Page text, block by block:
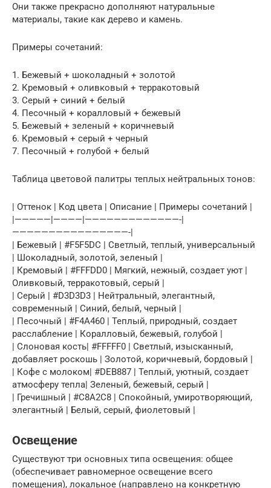
Они также прекрасно дополняют натуральные
материалы, такие как дерево и камень.
Примеры сочетаний:
1. Бежевый + шоколадный + золотой
2. Кремовый + оливковый + терракотовый
3. Серый + синий + белый
4. Песочный + коралловый + бежевый
5. Бежевый + зеленый + коричневый
6. Кремовый + серый + черный
7. Песочный + голубой + белый
Таблица цветовой палитры теплых нейтральных тонов:
| Оттенок | Код цвета | Описание | Примеры сочетаний |
|—————|————|—————————————-|
————————————————-|
| Бежевый | #F5F5DC | Светлый, теплый, универсальный
| Шоколадный, золотой, зеленый |
| Кремовый | #FFFDD0 | Мягкий, нежный, создает уют |
Оливковый, терракотовый, серый |
| Серый | #D3D3D3 | Нейтральный, элегантный,
современный | Синий, белый, черный |
| Песочный | #F4A460 | Теплый, природный, создает
расслабление | Коралловый, бежевый, голубой |
| Слоновая кость| #FFFFF0 | Светлый, изысканный,
добавляет роскошь | Золотой, коричневый, бордовый |
| Кофе с молоком| #DEB887 | Теплый, уютный, создает
атмосферу тепла| Зеленый, бежевый, серый |
| Гречишный | #C8A2C8 | Спокойный, умиротворяющий,
элегантный | Белый, серый, фиолетовый |
Освещение
Существуют три основных типа освещения: общее
(обеспечивает равномерное освещение всего
помещения), локальное (направлено на конкретную